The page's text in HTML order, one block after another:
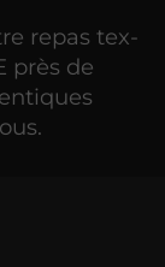
repas tex-
près de